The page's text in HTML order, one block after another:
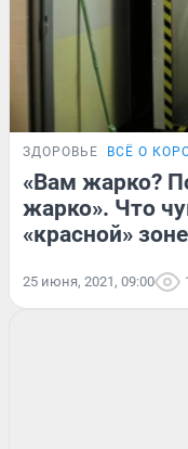
ЗДОРОВЬЕ ВСЁ О
«Вам жарко?
жарко». Что
«красной»
25 июня, 2021, 09:00